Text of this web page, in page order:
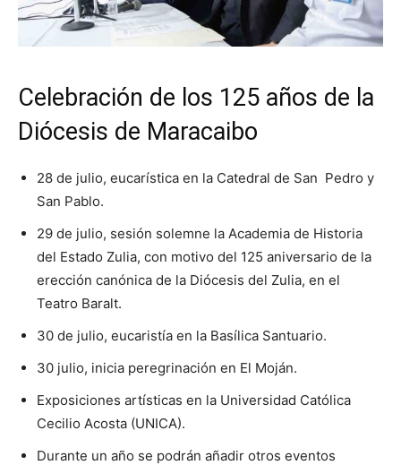
Celebración de los 125 años de la
Diócesis de Maracaibo
28 de julio, eucarística en la Catedral de San Pedro y
San Pablo.
29 de julio, sesión solemne la Academia de Historia
del Estado Zulia, con motivo del 125 aniversario de la
erección canónica de la Diócesis del Zulia, en el
Teatro Baralt.
30 de julio, eucaristía en la Basílica Santuario.
30 julio, inicia peregrinación en El Moján.
Exposiciones artísticas en la Universidad Católica
Cecilio Acosta (UNICA).
Durante un año se podrán añadir otros eventos